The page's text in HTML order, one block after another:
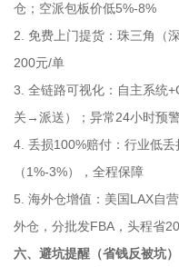
仓；空派包板价低5%-8%
2. 免费上门提货：珠三角（
200元/单
3. 全链路可视化：自主系统
关→派送）；异常24小时预
4. 丢损100%赔付：行业低
（1%-3%），全程保障
5. 海外仓增值：美国LAX自
外仓，分批发FBA，头程省
六、避坑提醒（省钱反被坑）